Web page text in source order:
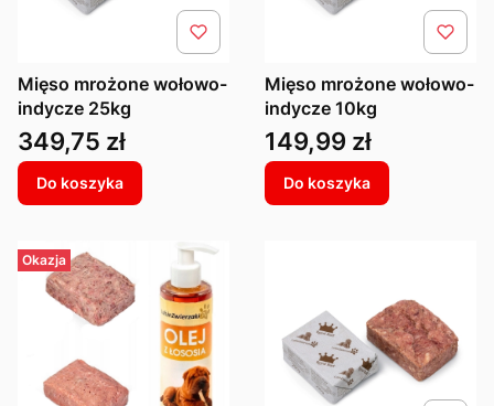
Mięso mrożone wołowo-
indycze 25kg
Cena
349,75 zł
Do koszyka
Mięso mrożone wołowo-
indycze 10kg
Cena
149,99 zł
Do koszyka
Okazja